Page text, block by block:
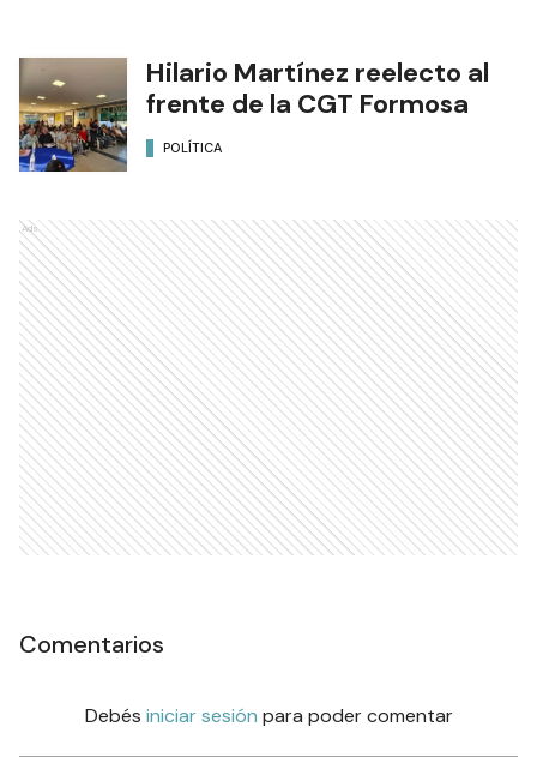
Hilario Martínez reelecto al
frente de la CGT Formosa
POLÍTICA
Ads
Comentarios
Debés iniciar sesión para poder comentar